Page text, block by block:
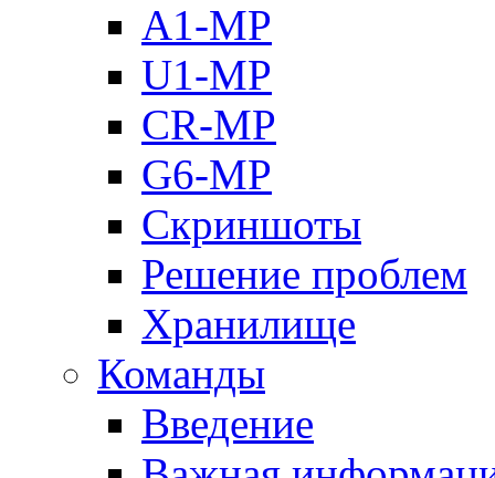
A1-MP
U1-MP
CR-MP
G6-MP
Скриншоты
Решение проблем
Хранилище
Команды
Введение